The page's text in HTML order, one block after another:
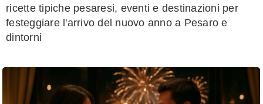
ricette tipiche pesaresi, eventi e destinazioni per
festeggiare l'arrivo del nuovo anno a Pesaro e
dintorni